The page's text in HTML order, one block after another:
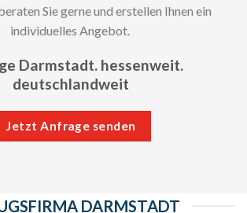
Sie gerne und erstellen Ihnen ein
individuelles Angebot.
Darmstadt. hessenweit.
deutschlandweit
Jetzt Anfrage senden
DARMSTADT